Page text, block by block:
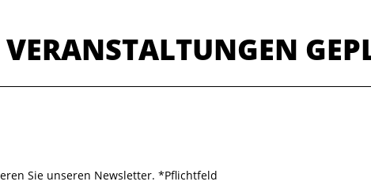
Sie unseren Newsletter. *Pflichtfeld